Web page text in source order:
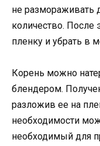
не размораживать
количество. После
пленку и убрать в
Корень можно
блендером.
разложив ее на
необходимости
необходимый для